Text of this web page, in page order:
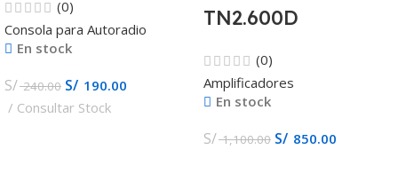
(0)
Consola para Autoradio
En stock
S/240.00 S/ 190.00
Consultar Stock
TN2.600D
(0)
Amplificadores
En stock
S/1,100.00 S/ 850.00